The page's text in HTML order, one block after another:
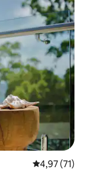
4,97 (71)